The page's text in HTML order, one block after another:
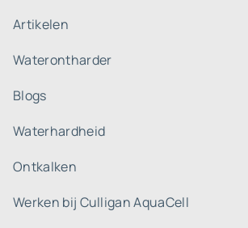
Artikelen
Waterontharder
Blogs
Waterhardheid
Ontkalken
Werken bij Culligan AquaCell